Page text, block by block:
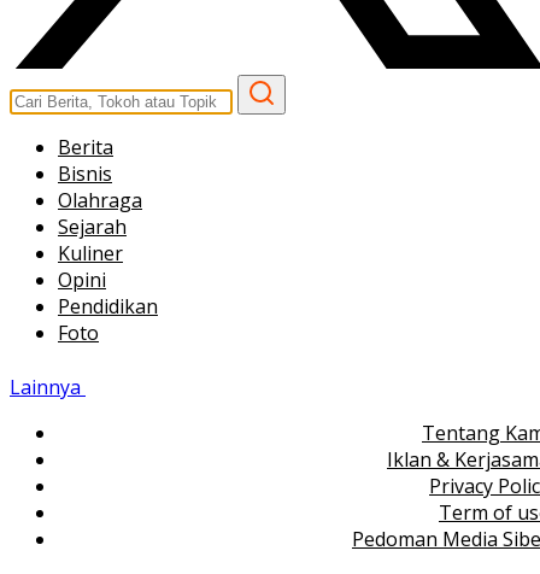
Berita
Bisnis
Olahraga
Sejarah
Kuliner
Opini
Pendidikan
Foto
Lainnya
Tentang
Iklan &
Privacy
Term of
Pedoman Media